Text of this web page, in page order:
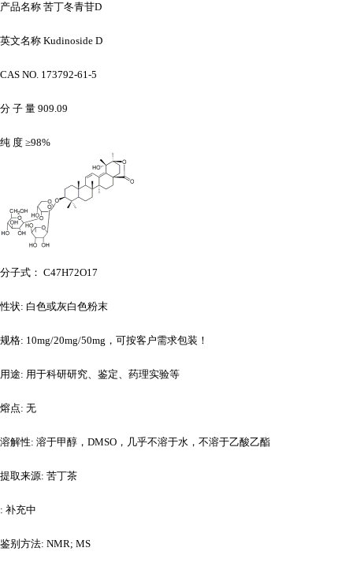
产品名称 苦丁冬青苷D
英文名称 Kudinoside D
CAS NO. 173792-61-5
分 子 量 909.09
纯 度 ≥98%
分子式： C47H72O17
性状: 白色或灰白色粉末
规格: 10mg/20mg/50mg，可按客户需求包装！
用途: 用于科研研究、鉴定、药理实验等
熔点: 无
溶解性: 溶于甲醇，DMSO，几乎不溶于水，不溶于乙酸乙酯
提取来源: 苦丁茶
: 补充中
鉴别方法: NMR; MS